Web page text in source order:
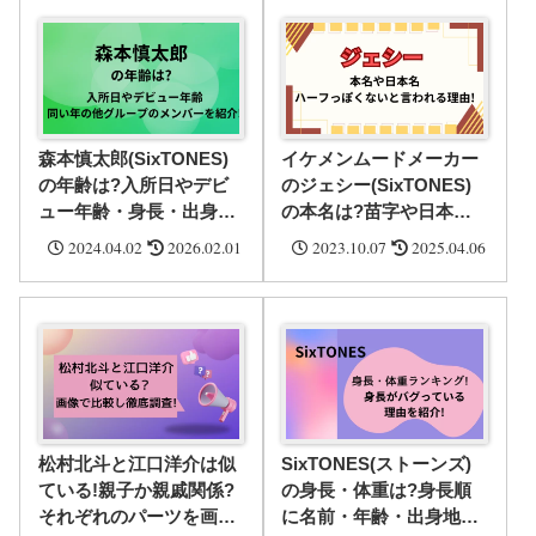
森本慎太郎(SixTONES)
の年齢は?入所日やデビ
ュー年齢・身長・出身
地・同い年の他グループ
2024.04.02 2026.02.01
イケメンムードメーカー
のジェシー(SixTONES)
の本名は?苗字や日本
名・ハーフぽくないとい
2023.10.07 2025.04.06
松村北斗と江口洋介は似
ている!親子か親戚関係?
それぞれのパーツを画像
SixTONES(ストーンズ)
の身長・体重は?身長順
に名前・年齢・出身地や